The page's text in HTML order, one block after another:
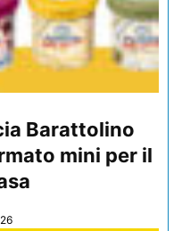
Barattolino
mini per il